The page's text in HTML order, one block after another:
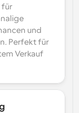
für
und
Perfekt für
Verkauf